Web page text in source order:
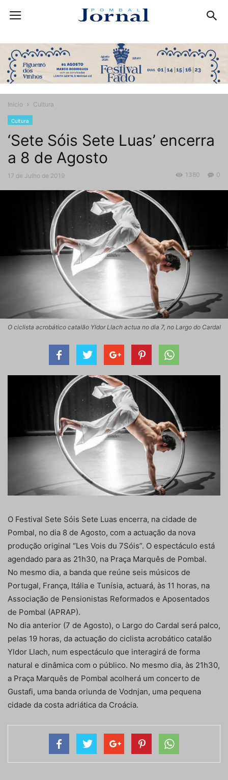
Início Cultura
Cultura
‘Sete Sóis Sete Luas’ encerra
a 8 de Agosto
17 de Julho de 2019 0
1380
O ciclista acrobático catalão Yldor Llach actua no dia 7, no Largo do Cardal
O Festival Sete Sóis Sete Luas encerra, na cidade de
Pombal, no dia 8 de Agosto, com a actuação da nova
produção original “Les Vois du 7Sóis”. O espectáculo está
agendado para as 21h30, na Praça Marquês de Pombal.
No mesmo dia, a banda que reúne seis músicos de
Portugal, França, Itália e Tunísia, actuará, às 11 horas, na
Associação de Pensionistas Reformados e Aposentados
de Pombal (APRAP).
No dia anterior (7 de Agosto), o Largo do Cardal será palco,
pelas 19 horas, da actuação do ciclista acrobático catalão
Yldor Llach, num espectáculo que interagirá de forma
natural e dinâmica com o público. No mesmo dia, às 21h30,
a Praça Marquês de Pombal acolherá um concerto de
Gustafi, uma banda oriunda de Vodnjan, uma pequena
cidade da costa adriática da Croácia.